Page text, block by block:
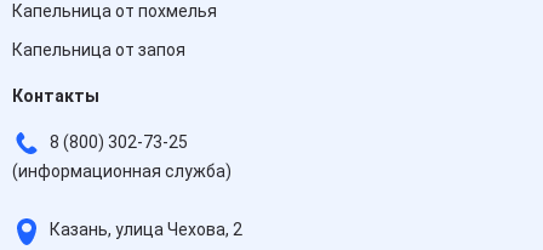
Капельница от похмелья
Капельница от запоя
Контакты
8 (800) 302-73-25
(информационная служба)
Казань, улица Чехова, 2